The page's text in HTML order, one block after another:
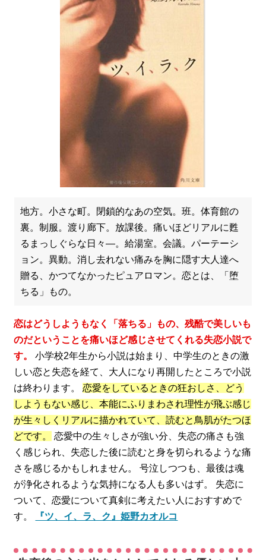
地方。小さな町。閉鎖的なあの空気。班。体育館の
裏。制服。渡り廊下。放課後。痛いほどリアルに甦
るまっしぐらな日々―。給湯室。会議。パーテーシ
ョン。異動。消し去れない痛みを胸に隠す大人達へ
贈る、かつてなかったピュアロマン。恋とは、「堕
ちる」もの。
恋はどうしようもなく「落ちる」もの、残酷で美しいも
のだということを痛いほど感じさせてくれる失恋小説で
す。
小学校2年生から小説は始まり、中学生のときの激
しい恋と失恋を経て、大人になり再開したところで小説
は終わります。恋愛をしているときの狂おしさ、どう
しようもない感じ、本能にふりまわされ理性が飛ぶ感じ
が生々しくリアルに描かれていて、読むと鳥肌がたつほ
どです。
恋愛中の生々しさが強い分、失恋の痛さも強
く感じられ、失恋した後に読むと身を切られるような痛
さを感じるかもしれません。 号泣しつつも、最後は魂
が浄化されるような気持になる人も多いはず。 失恋に
ついて、恋愛について真剣に考えたい人におすすめで
す。
『ツ、イ、ラ、ク』姫野カオルコ